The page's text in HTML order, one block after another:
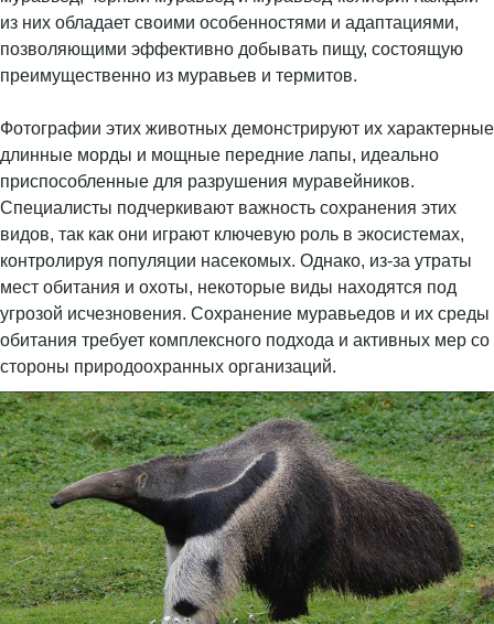
из них обладает своими особенностями и адаптациями,
позволяющими эффективно добывать пищу, состоящую
преимущественно из муравьев и термитов.
Фотографии этих животных демонстрируют их характерные
длинные морды и мощные передние лапы, идеально
приспособленные для разрушения муравейников.
Специалисты подчеркивают важность сохранения этих
видов, так как они играют ключевую роль в экосистемах,
контролируя популяции насекомых. Однако, из-за утраты
мест обитания и охоты, некоторые виды находятся под
угрозой исчезновения. Сохранение муравьедов и их среды
обитания требует комплексного подхода и активных мер со
стороны природоохранных организаций.